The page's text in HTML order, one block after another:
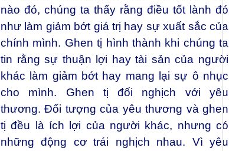
nào đó, chúng ta thấy rằng điều tốt lành đó
như làm giảm bớt giá trị hay sự xuất sắc của
chính mình. Ghen tị hình thành khi chúng ta
tin rằng sự thuận lợi hay tài sản của người
khác làm giảm bớt hay mang lại sự ô nhục
cho mình. Ghen tị đối nghịch với yêu
thương. Đối tượng của yêu thương và ghen
tị đều là ích lợi của người khác, nhưng có
những động cơ trái nghịch nhau. Vì yêu